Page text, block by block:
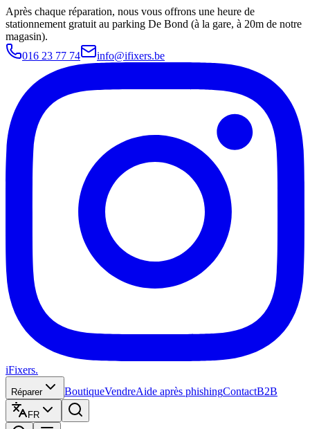
Après chaque réparation, nous vous offrons une heure de
stationnement gratuit au parking De Bond (à la gare, à 20m de notre
magasin).
016 23 77 74
info@ifixers.be
iFixers.
Réparer BoutiqueVendreAide après phishingContactB2B
FR